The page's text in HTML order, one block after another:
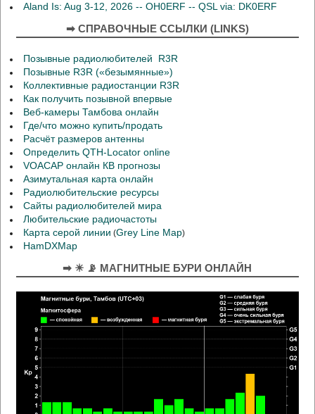
Aland Is: Aug 3-12, 2026 -- OH0ERF -- QSL via: DK0ERF
➡ СПРАВОЧНЫЕ ССЫЛКИ (LINKS)
Позывные радиолюбителей R3R
Позывные R3R («безымянные»)
Коллективные радиостанции R3R
Как получить позывной впервые
Веб-камеры Тамбова онлайн
Где/что можно купить/продать
Расчёт размеров антенны
Определить QTH-Locator online
VOACAP онлайн КВ прогнозы
Азимутальная карта онлайн
Радиолюбительские ресурсы
Сайты радиолюбителей мира
Любительские радиочастоты
Карта серой линии (Grey Line Map)
HamDXMap
➡ ☀ 📡 МАГНИТНЫЕ БУРИ ОНЛАЙН